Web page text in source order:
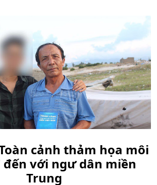
cảnh thảm họa môi
với ngư dân miền
Trung